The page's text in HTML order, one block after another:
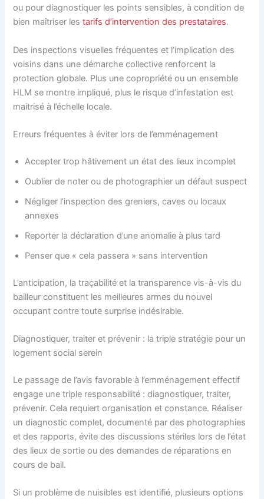
ou pour diagnostiquer les points sensibles, à condition de
bien maîtriser lestarifs d’intervention des prestataires.
Des inspections visuelles fréquentes et l’implication des
voisins dans une démarche collective renforcent la
protection globale. Plus une copropriété ou un ensemble
HLM se montre impliqué, plus le risque d’infestation est
maitrisé à l’échelle locale.
Erreurs fréquentes à éviter lors de l’emménagement
Accepter trop hâtivement un état des lieux incomplet
Oublier de noter ou de photographier un défaut suspect
Négliger l’inspection des greniers, caves ou locaux
annexes
Reporter la déclaration d’une anomalie à plus tard
Penser que « cela passera » sans intervention
L’anticipation, la traçabilité et la transparence vis-à-vis du
bailleur constituent les meilleures armes du nouvel
occupant contre toute surprise indésirable.
Diagnostiquer, traiter et prévenir : la triple stratégie pour un
logement social serein
Le passage de l’avis favorable à l’emménagement effectif
engage une triple responsabilité : diagnostiquer, traiter,
prévenir. Cela requiert organisation et constance. Réaliser
un diagnostic complet, documenté par des photographies
et des rapports, évite des discussions stériles lors de l’état
des lieux de sortie ou des demandes de réparations en
cours de bail.
Si un problème de nuisibles est identifié, plusieurs options